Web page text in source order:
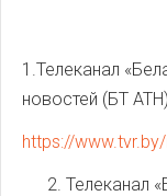
1.Телеканал
новостей (БТ
https://
Телеканал